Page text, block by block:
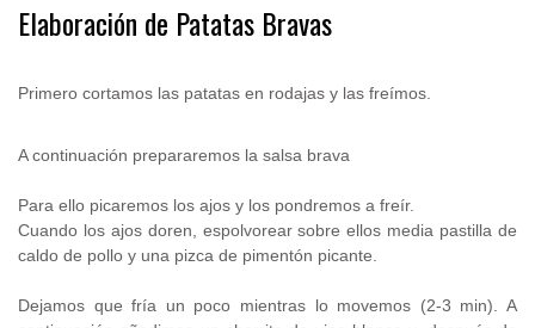
Elaboración de Patatas Bravas
Primero cortamos las patatas en rodajas y las freímos.
A continuación prepararemos la salsa brava
Para ello picaremos los ajos y los pondremos a freír.
Cuando los ajos doren, espolvorear sobre ellos media pastilla de
caldo de pollo y una pizca de pimentón picante.
Dejamos que fría un poco mientras lo movemos (2-3 min). A